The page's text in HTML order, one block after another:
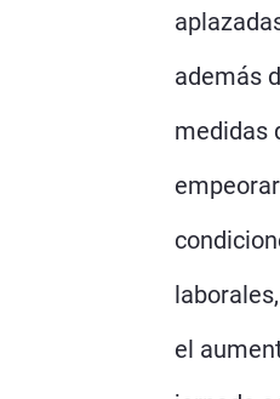
además
medidas
el